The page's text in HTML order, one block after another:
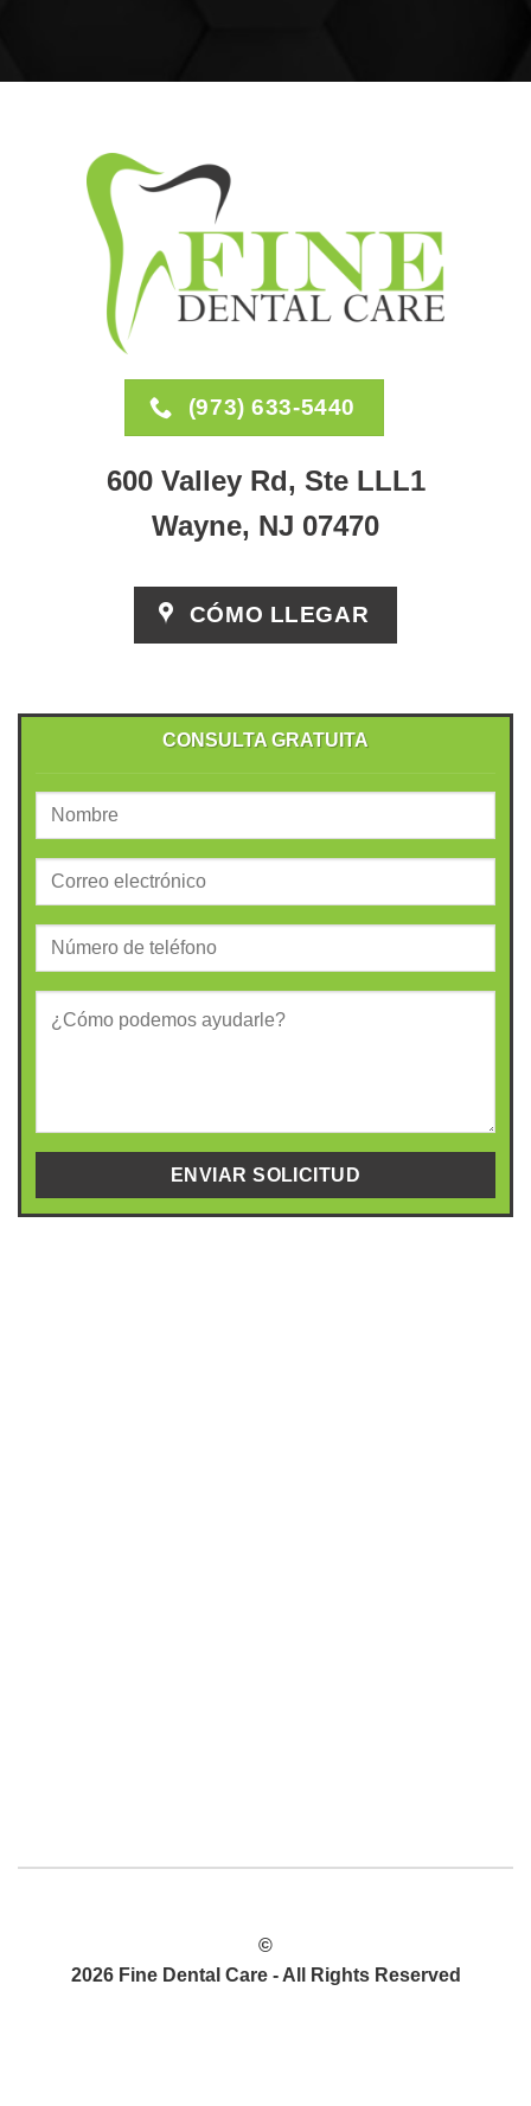
(973) 633-5440
600 Valley Rd, Ste LLL1
Wayne, NJ 07470
CÓMO LLEGAR
CONSULTA GRATUITA
©
2026 Fine Dental Care - All Rights Reserved